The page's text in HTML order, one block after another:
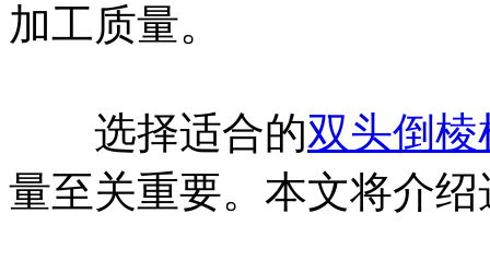
加工质量。
选择适合的双头倒棱
量至关重要。本文将介